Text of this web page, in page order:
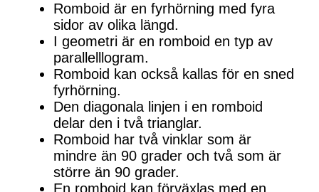
Romboid är en fyrhörning med fyra
sidor av olika längd.
I geometri är en romboid en typ av
parallelllogram.
Romboid kan också kallas för en sned
fyrhörning.
Den diagonala linjen i en romboid
delar den i två trianglar.
Romboid har två vinklar som är
mindre än 90 grader och två som är
större än 90 grader.
En romboid kan förväxlas med en